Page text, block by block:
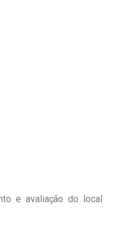
e avaliação do local